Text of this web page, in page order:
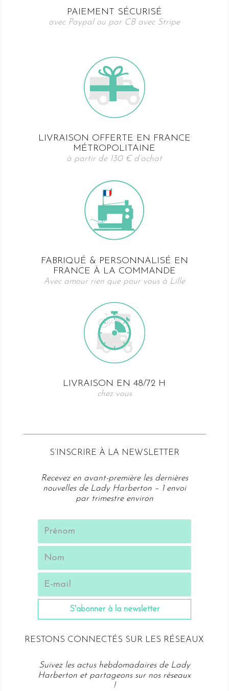
PAIEMENT SÉCURISÉ
avec Paypal ou par CB avec Stripe
LIVRAISON OFFERTE EN FRANCE
MÉTROPOLITAINE
à partir de 130 € d’achat
FABRIQUÉ & PERSONNALISÉ EN
FRANCE À LA COMMANDE
Avec amour rien que pour vous à Lille
LIVRAISON EN 48/72 H
chez vous
S’ INSCRIRE À LA NEWSLETTER
Recevez en avant-première les dernières
nouvelles de Lady Harberton – 1 envoi
par trimestre environ
S'abonner à la newsletter
RESTONS CONNECTÉS SUR LES RÉSEAUX
Suivez les actus hebdomadaires de Lady
Harberton et partageons sur nos réseaux
!